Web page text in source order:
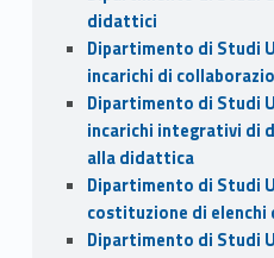
didattici
Dipartimento di Studi
incarichi di
Dipartimento di Studi
incarichi integrativi di
alla didattica
Dipartimento di Studi
costituzione di elenchi
Dipartimento di Studi